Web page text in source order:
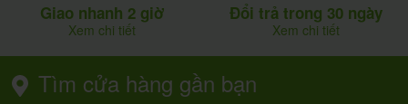
Giao nhanh 2 giờ
Xem chi tiết
Đổi trả trong 30 ngày
Xem chi tiết
Tìm cửa hàng gần bạn